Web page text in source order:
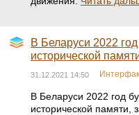
В Беларуси 2022
исторической
31.12.2021 14:50
В Беларуси 2022 год
исторической памяти,